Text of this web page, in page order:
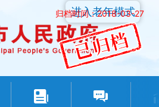
归档时间：2018-03-27
进入老年模式